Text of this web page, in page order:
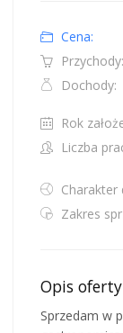
Cena:
Przychody:
Dochody:
Rok
Liczba
Charakter
Zakres
Opis oferty
Sprzedam w